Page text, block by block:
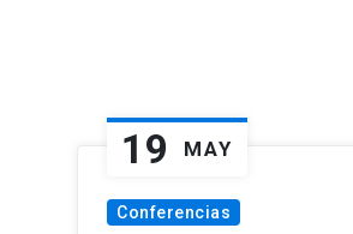
19 MAY
Conferencias